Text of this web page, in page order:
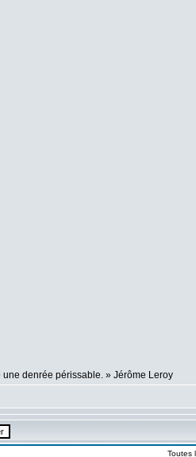
denrée périssable. » Jérôme Leroy
Toutes